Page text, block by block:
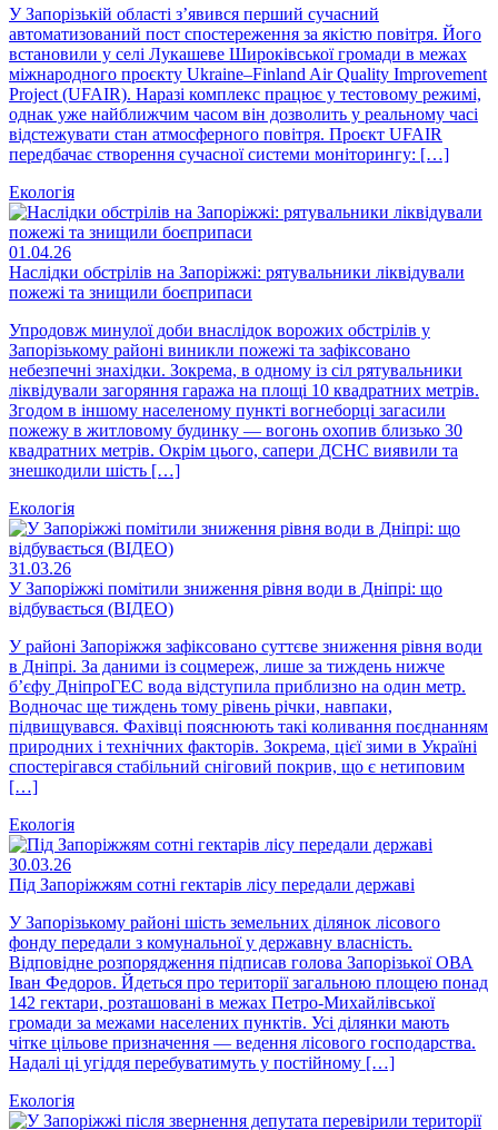
У Запорізькій області з’явився перший сучасний
автоматизований пост спостереження за якістю повітря. Його
встановили у селі Лукашеве Широківської громади в межах
міжнародного проєкту Ukraine–Finland Air Quality Improvement
Project (UFAIR). Наразі комплекс працює у тестовому режимі,
однак уже найближчим часом він дозволить у реальному часі
відстежувати стан атмосферного повітря. Проєкт UFAIR
передбачає створення сучасної системи моніторингу: […]
Екологія
01.04.26
Наслідки обстрілів на Запоріжжі: рятувальники ліквідували
пожежі та знищили боєприпаси
Упродовж минулої доби внаслідок ворожих обстрілів у
Запорізькому районі виникли пожежі та зафіксовано
небезпечні знахідки. Зокрема, в одному із сіл рятувальники
ліквідували загоряння гаража на площі 10 квадратних метрів.
Згодом в іншому населеному пункті вогнеборці загасили
пожежу в житловому будинку — вогонь охопив близько 30
квадратних метрів. Окрім цього, сапери ДСНС виявили та
знешкодили шість […]
Екологія
31.03.26
У Запоріжжі помітили зниження рівня води в Дніпрі: що
відбувається (ВІДЕО)
У районі Запоріжжя зафіксовано суттєве зниження рівня води
в Дніпрі. За даними із соцмереж, лише за тиждень нижче
б’єфу ДніпроГЕС вода відступила приблизно на один метр.
Водночас ще тиждень тому рівень річки, навпаки,
підвищувався. Фахівці пояснюють такі коливання поєднанням
природних і технічних факторів. Зокрема, цієї зими в Україні
спостерігався стабільний сніговий покрив, що є нетиповим
[…]
Екологія
30.03.26
Під Запоріжжям сотні гектарів лісу передали державі
У Запорізькому районі шість земельних ділянок лісового
фонду передали з комунальної у державну власність.
Відповідне розпорядження підписав голова Запорізької ОВА
Іван Федоров. Йдеться про території загальною площею понад
142 гектари, розташовані в межах Петро-Михайлівської
громади за межами населених пунктів. Усі ділянки мають
чітке цільове призначення — ведення лісового господарства.
Надалі ці угіддя перебуватимуть у постійному […]
Екологія